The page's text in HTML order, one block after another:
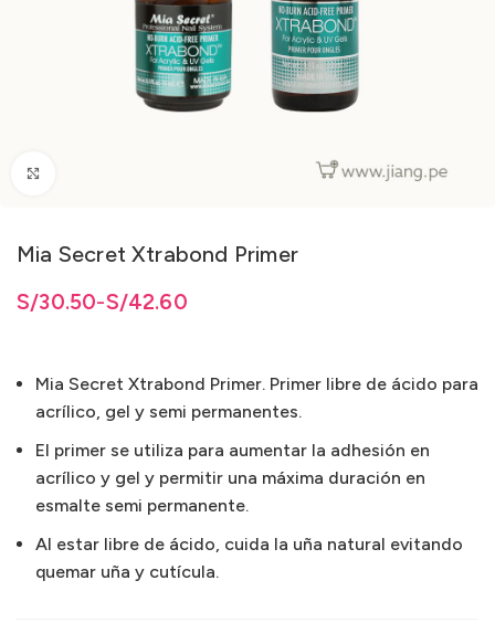
Mia Secret Xtrabond Primer
S/30.50-S/42.60
hasta S/42.60
hastaS/42.60
Mia Secret Xtrabond Primer. Primer libre de ácido para
acrílico, gel y semi permanentes.
El primer se utiliza para aumentar la adhesión en
acrílico y gel y permitir una máxima duración en
esmalte semi permanente.
Al estar libre de ácido, cuida la uña natural evitando
quemar uña y cutícula.